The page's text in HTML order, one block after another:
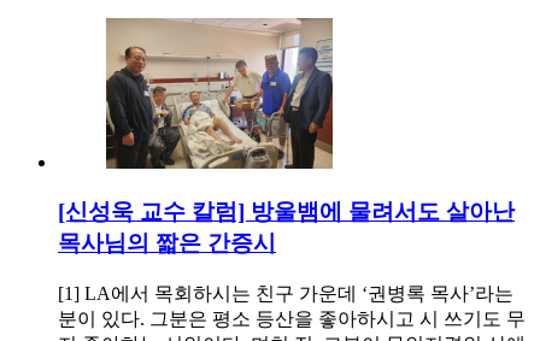
[신성욱 교수 칼럼] 방울뱀에 물려서도 살아난
목사님의 짧은 간증시
[1] LA에서 목회하시는 친구 가운데 ‘권병록 목사’라는
분이 있다. 그분은 평소 등산을 좋아하시고 시 쓰기도 무